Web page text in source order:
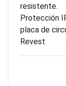
resistente.
Protección
placa de
Revest